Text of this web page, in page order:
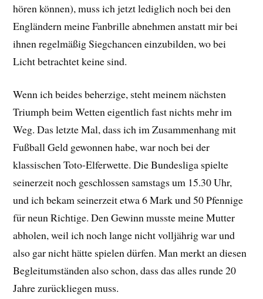
hören können), muss ich jetzt lediglich noch bei den
Engländern meine Fanbrille abnehmen anstatt mir bei
ihnen regelmäßig Siegchancen einzubilden, wo bei
Licht betrachtet keine sind.
Wenn ich beides beherzige, steht meinem nächsten
Triumph beim Wetten eigentlich fast nichts mehr im
Weg. Das letzte Mal, dass ich im Zusammenhang mit
Fußball Geld gewonnen habe, war noch bei der
klassischen Toto-Elferwette. Die Bundesliga spielte
seinerzeit noch geschlossen samstags um 15.30 Uhr,
und ich bekam seinerzeit etwa 6 Mark und 50 Pfennige
für neun Richtige. Den Gewinn musste meine Mutter
abholen, weil ich noch lange nicht volljährig war und
also gar nicht hätte spielen dürfen. Man merkt an diesen
Begleitumständen also schon, dass das alles runde 20
Jahre zurückliegen muss.